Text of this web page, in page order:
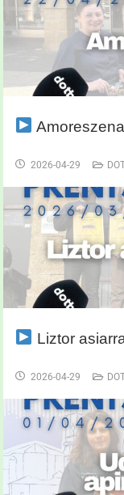
2026-04-29
Liztor
2026-04-29